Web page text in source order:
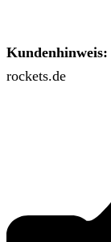
Kundenhinweis:
rockets.de